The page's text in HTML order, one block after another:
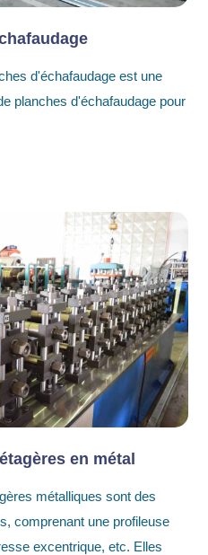
d'échafaudage est une
planches d'échafaudage pour
en métal
métalliques sont des
comprenant une profileuse
excentrique, etc. Elles